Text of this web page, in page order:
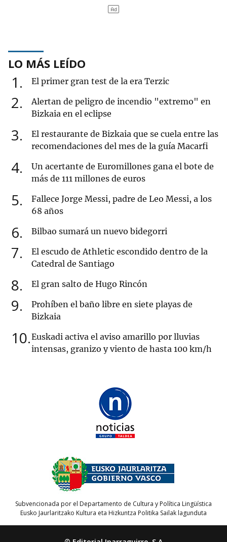
LO MÁS LEÍDO
1 El primer gran test de la era Terzic
2
Alertan de peligro de incendio "extremo" en
Bizkaia en el eclipse
3
El restaurante de Bizkaia que se cuela entre las
recomendaciones del mes de la guía Macarfi
4
Un acertante de Euromillones gana el bote de
más de 111 millones de euros
5
Fallece Jorge Messi, padre de Leo Messi, a los
68 años
6 Bilbao sumará un nuevo bidegorri
7
El escudo de Athletic escondido dentro de la
Catedral de Santiago
8 El gran salto de Hugo Rincón
9
Prohíben el baño libre en siete playas de
Bizkaia
10 Euskadi activa el aviso amarillo por lluvias
intensas, granizo y viento de hasta 100 km/h
Subvencionada por el Departamento de Cultura y Política Lingüística
Eusko Jaurlaritzako Kultura eta Hizkuntza Politika Sailak lagunduta